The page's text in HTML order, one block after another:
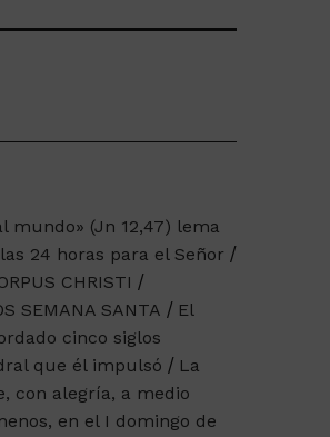
mundo» (Jn 12,47) lema
24 horas para el Señor
CHRISTI
SEMANA SANTA
El
cinco siglos
que él impulsó
La
con alegría, a medio
en el I domingo de